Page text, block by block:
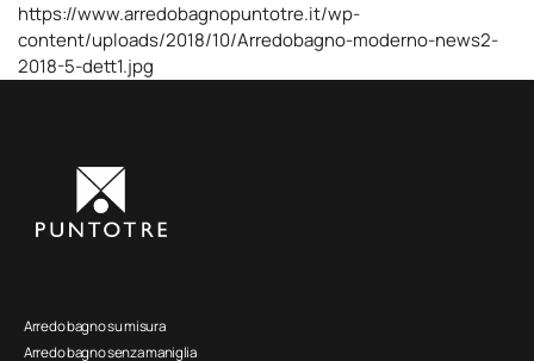
https://www.arredobagnopuntotre.it/wp-
content/uploads/2018/10/Arredobagno-moderno-news2-
2018-5-dett1.jpg
Arredo bagno su misura
Arredo bagno senza maniglia